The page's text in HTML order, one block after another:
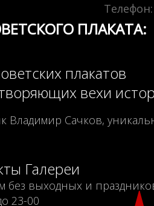
Телефон:
ПЛАКАТА:
плакатов
вехи
Владимир Сачков,
Галереи
без выходных и
23-00